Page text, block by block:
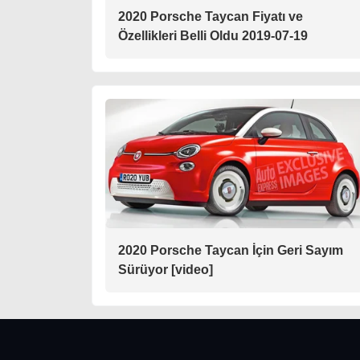
2020 Porsche Taycan Fiyatı ve
Özellikleri Belli Oldu 2019-07-19
2020 Porsche Taycan İçin Geri Sayım
Sürüyor [video]